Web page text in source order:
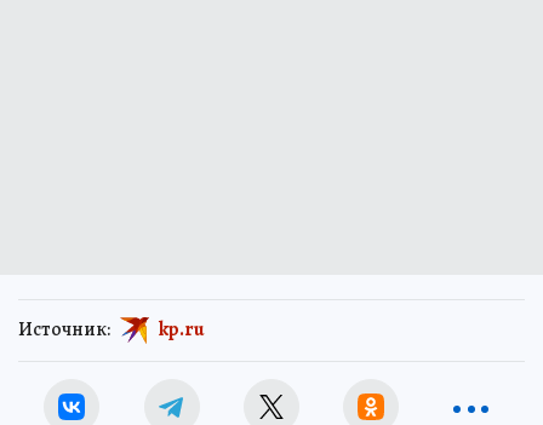
Источник: kp.ru